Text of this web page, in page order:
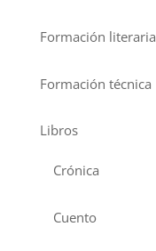
Formación literaria
Formación técnica
Libros
Crónica
Cuento